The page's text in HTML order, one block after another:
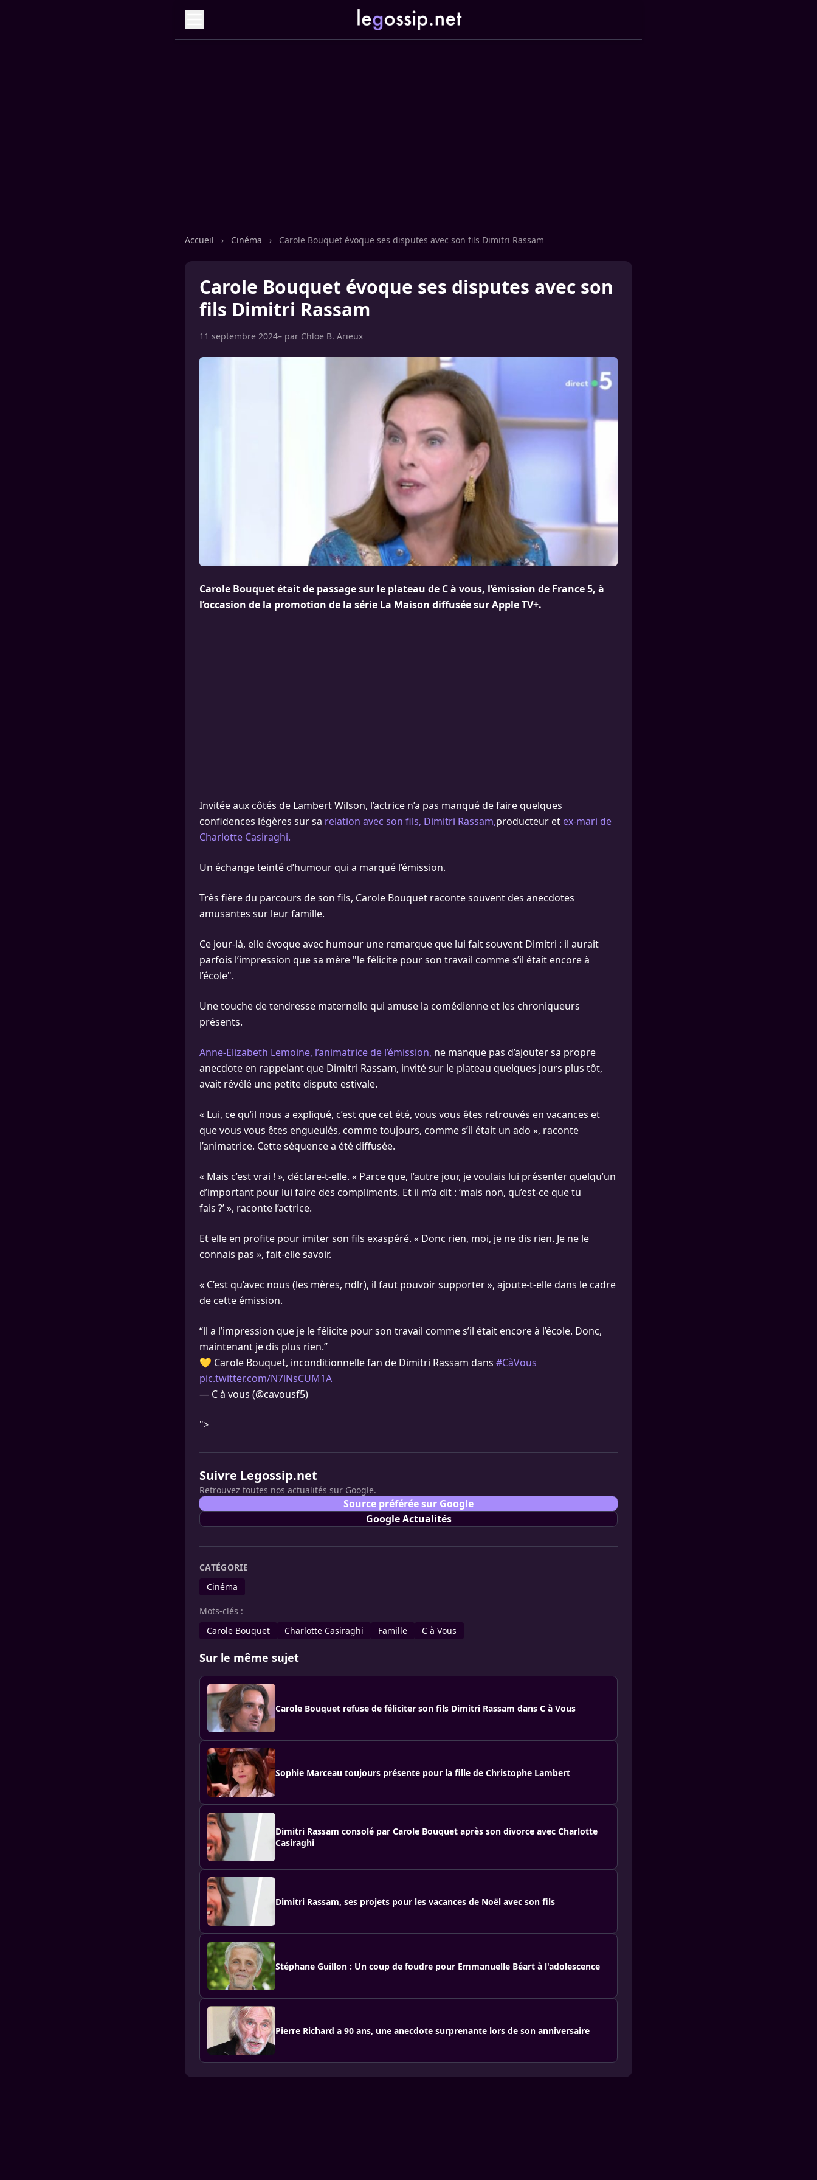
Accueil › Cinéma › Carole Bouquet évoque ses disputes avec son fils Dimitri Rassam
Carole Bouquet évoque ses disputes avec son
fils Dimitri Rassam
11 septembre 2024– par Chloe B. Arieux
Carole Bouquet était de passage sur le plateau de C à vous, l’émission de France 5, à
l’occasion de la promotion de la série La Maison diffusée sur Apple TV+.
Invitée aux côtés de Lambert Wilson, l’actrice n’a pas manqué de faire quelques
confidences légères sur sa relation avec son fils, Dimitri Rassam,producteur et ex-mari de
Charlotte Casiraghi.
Un échange teinté d’humour qui a marqué l’émission.
Très fière du parcours de son fils, Carole Bouquet raconte souvent des anecdotes
amusantes sur leur famille.
Ce jour-là, elle évoque avec humour une remarque que lui fait souvent Dimitri : il aurait
parfois l’impression que sa mère "le félicite pour son travail comme s’il était encore à
l’école".
Une touche de tendresse maternelle qui amuse la comédienne et les chroniqueurs
présents.
Anne-Elizabeth Lemoine, l’animatrice de l’émission, ne manque pas d’ajouter sa propre
anecdote en rappelant que Dimitri Rassam, invité sur le plateau quelques jours plus tôt,
avait révélé une petite dispute estivale.
« Lui, ce qu’il nous a expliqué, c’est que cet été, vous vous êtes retrouvés en vacances et
que vous vous êtes engueulés, comme toujours, comme s’il était un ado », raconte
l’animatrice. Cette séquence a été diffusée.
« Mais c’est vrai ! », déclare-t-elle. « Parce que, l’autre jour, je voulais lui présenter quelqu’un
d’important pour lui faire des compliments. Et il m’a dit : ‘mais non, qu’est-ce que tu
fais ?’ », raconte l’actrice.
Et elle en profite pour imiter son fils exaspéré. « Donc rien, moi, je ne dis rien. Je ne le
connais pas », fait-elle savoir.
« C’est qu’avec nous (les mères, ndlr), il faut pouvoir supporter », ajoute-t-elle dans le cadre
de cette émission.
“ll a l’impression que je le félicite pour son travail comme s’il était encore à l’école. Donc,
maintenant je dis plus rien.”
💛 Carole Bouquet, inconditionnelle fan de Dimitri Rassam dans #CàVous
pic.twitter.com/N7lNsCUM1A
— C à vous (@cavousf5)
">
Suivre Legossip.net
Retrouvez toutes nos actualités sur Google.
Source préférée sur Google
Google Actualités
CATÉGORIE
Cinéma
Mots-clés :
Carole Bouquet
Charlotte Casiraghi Famille C à Vous
Sur le même sujet
Carole Bouquet refuse de féliciter son fils Dimitri Rassam dans C à Vous
Sophie Marceau toujours présente pour la fille de Christophe Lambert
Dimitri Rassam consolé par Carole Bouquet après son divorce avec Charlotte
Casiraghi
Dimitri Rassam, ses projets pour les vacances de Noël avec son fils
Stéphane Guillon : Un coup de foudre pour Emmanuelle Béart à l'adolescence
Pierre Richard a 90 ans, une anecdote surprenante lors de son anniversaire